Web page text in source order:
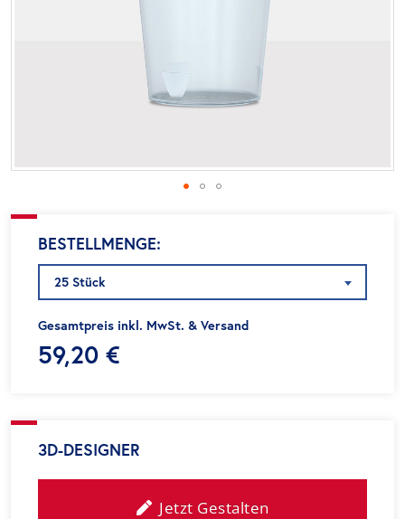
Zum
Anfang
Bildgalerie
BESTELLMENGE
25 Stück
Gesamtpreis inkl. MwSt. & Versand
59,20 €
3D-DESIGNER
Jetzt Gestalten